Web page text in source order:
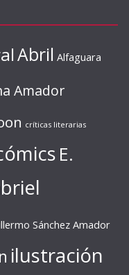
Abril Alfaguara
Amador
críticas literarias
E.
Sánchez Amador
ilustración